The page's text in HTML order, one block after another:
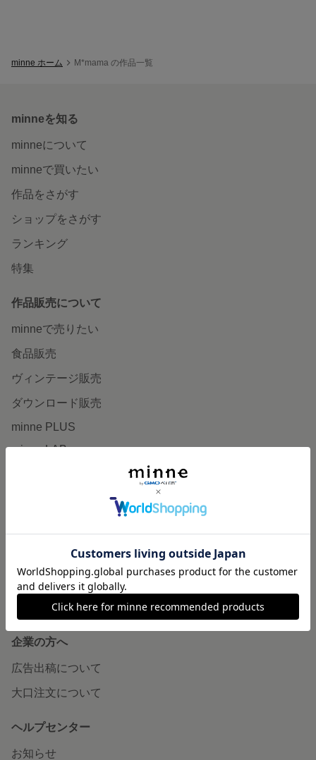
minne ホーム M*mama の作品一覧
minneを知る
minneについて
minneで買いたい
作品をさがす
ショップをさがす
ランキング
特集
作品販売について
minneで売りたい
食品販売
ヴィンテージ販売
ダウンロード販売
minne PLUS
minne LAB
販売支援企画・イベント
minneとものづくりと
minne学習帖
ニュース
minneの本
企業の方へ
広告出稿について
大口注文について
ヘルプセンター
お知らせ